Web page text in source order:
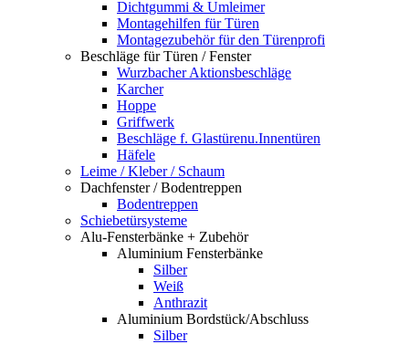
Dichtgummi & Umleimer
Montagehilfen für Türen
Montagezubehör für den Türenprofi
Beschläge für Türen / Fenster
Wurzbacher Aktionsbeschläge
Karcher
Hoppe
Griffwerk
Beschläge f. Glastürenu.Innentüren
Häfele
Leime / Kleber / Schaum
Dachfenster / Bodentreppen
Bodentreppen
Schiebetürsysteme
Alu-Fensterbänke + Zubehör
Aluminium Fensterbänke
Silber
Weiß
Anthrazit
Aluminium Bordstück/Abschluss
Silber